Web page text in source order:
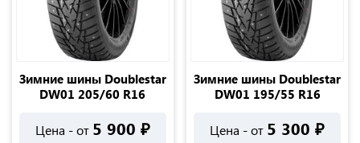
Зимние шины Doublestar
DW01 205/60 R16
Цена - от 5 900 ₽
Зимние шины Doublestar
DW01 195/55 R16
Цена - от 5 300 ₽